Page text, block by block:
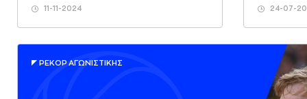
11-11-2024 24-07-
ΡΕΚΟΡ AΓΩΝΙΣΤΙΚΗΣ